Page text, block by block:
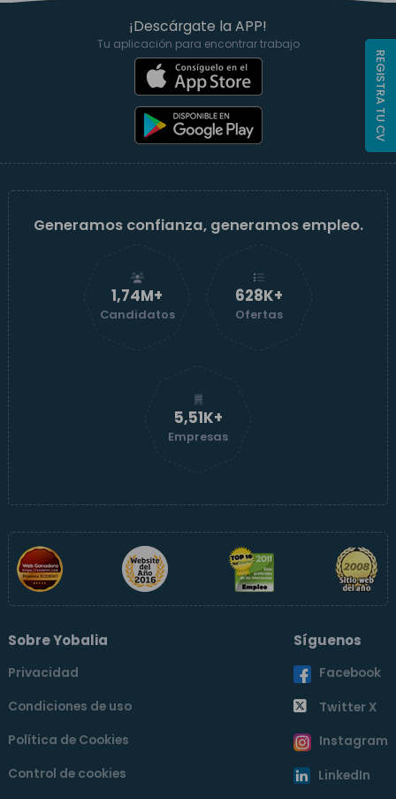
¡Descárgate la APP!
Tu aplicación para encontrar trabajo
Generamos confianza, generamos empleo.
1,74M+
Candidatos
629K+
Ofertas
5,51K+
Empresas
Sobre Yobalia
Privacidad
Condiciones de uso
Política de Cookies
Control de cookies
Síguenos
Facebook
Twitter X
Instagram
LinkedIn
REGISTRA TU CV